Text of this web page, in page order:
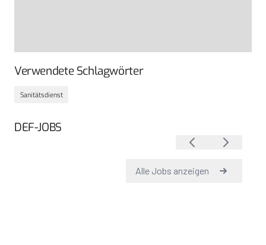
Verwendete Schlagwörter
Sanitätsdienst
DEF-JOBS